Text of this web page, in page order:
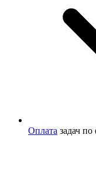
Оплата задач по